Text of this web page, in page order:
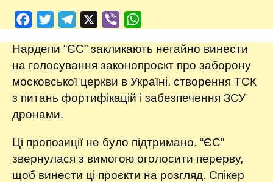
Нардепи “ЄС” закликають негайно винести
на голосування законопроєкт про заборону
московської церкви в Україні, створення ТСК
з питань фортифікацій і забезпечення ЗСУ
дронами.
Ці пропозиції не було підтримано. “ЄС”
звернулася з вимогою оголосити перерву,
щоб винести ці проєкти на розгляд. Спікер
FacebookTwitterTelegram Viber